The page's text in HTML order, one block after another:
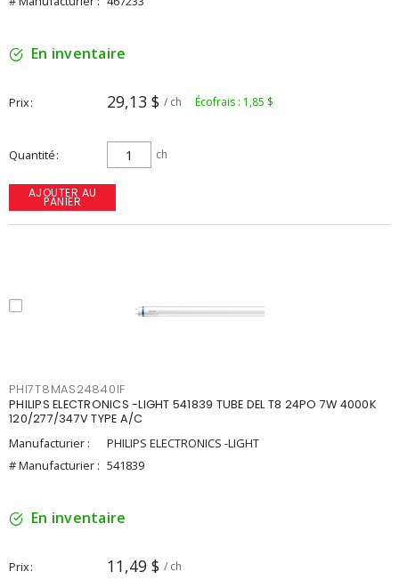
En inventaire
Prix 29,13 $ / ch Écofrais : 1,85 $
Quantité ch
AJOUTER AU
PANIER
PHI7T8MAS24840IF
PHILIPS ELECTRONICS -LIGHT 541839 TUBE DEL T8 24PO 7W 4000K
120/277/347V TYPE A/C
Manufacturier :
PHILIPS ELECTRONICS -LIGHT
# Manufacturier : 541839
En inventaire
Prix 11,49 $ / ch